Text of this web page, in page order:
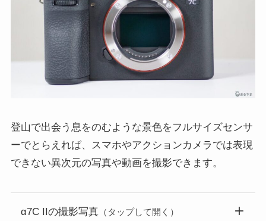
登山で出会う息をのむような景色をフルサイズセンサ
ーでとらえれば、スマホやアクションカメラでは表現
できない異次元の写真や動画を撮影できます。
α7C IIの撮影写真（タップして開く）